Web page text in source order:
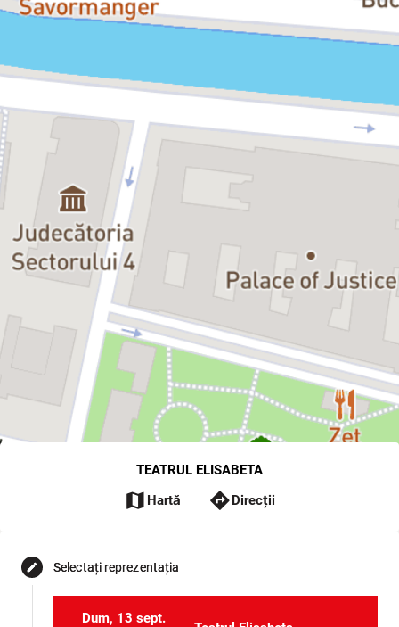
TEATRUL ELISABETA
map Hartă directionsDirecții
edit Selectați reprezentația
Dum, 13 sept.